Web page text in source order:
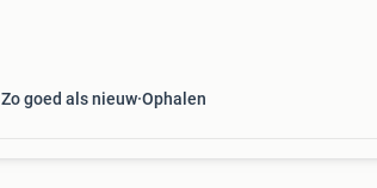
Zo goed als nieuw Ophalen